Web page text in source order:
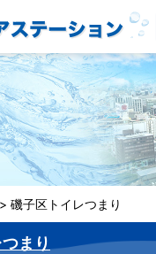
> 磯子区トイレつまり
まり